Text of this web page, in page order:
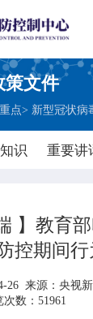
策文件
点> 新型冠状病
识 重要讲
】教育
控期间行
26 来源： 央视
次数：51961